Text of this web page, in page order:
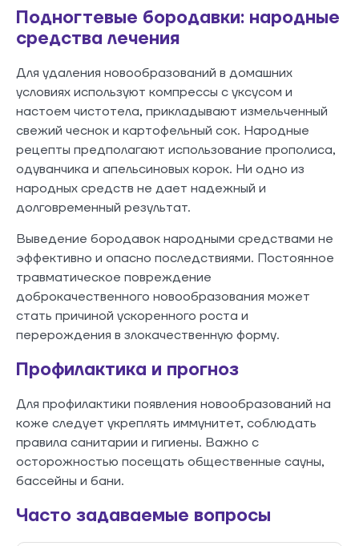
Подногтевые бородавки: народные
средства лечения
Для удаления новообразований в домашних
условиях используют компрессы с уксусом и
настоем чистотела, прикладывают измельченный
свежий чеснок и картофельный сок. Народные
рецепты предполагают использование прополиса,
одуванчика и апельсиновых корок. Ни одно из
народных средств не дает надежный и
долговременный результат.
Выведение бородавок народными средствами не
эффективно и опасно последствиями. Постоянное
травматическое повреждение
доброкачественного новообразования может
стать причиной ускоренного роста и
перерождения в злокачественную форму.
Профилактика и прогноз
Для профилактики появления новообразований на
коже следует укреплять иммунитет, соблюдать
правила санитарии и гигиены. Важно с
осторожностью посещать общественные сауны,
бассейны и бани.
Часто задаваемые вопросы